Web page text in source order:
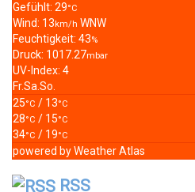
Gefühlt: 29°C
Wind: 13 km/h WNW
Feuchtigkeit: 43%
Druck: 1017.27mbar
UV-Index: 4
Fr.Sa.So.
25°C / 13°C
28°C / 15°C
34°C / 19°C
powered byWeather Atlas
RSS